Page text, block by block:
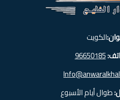
الكويت
96650185
طوال أيام الأسبوع